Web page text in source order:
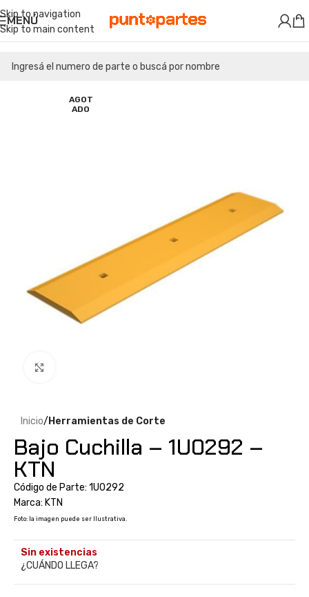
Skip to navigation
Skip to main content
MENÚ
AGOT
ADO
Inicio Herramientas de Corte
Bajo Cuchilla – 1U0292 –
KTN
Código de Parte: 1U0292
Marca: KTN
Foto: la imagen puede ser Ilustrativa.
Sin existencias
¿CUÁNDO LLEGA?